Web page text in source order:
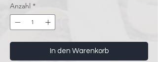
Anzahl *
In den Warenkorb